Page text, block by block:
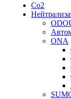
Со2
ONA